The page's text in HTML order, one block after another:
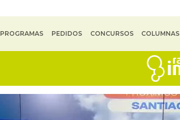
PROGRAMAS PEDIDOS CONCURSOS COLUMNAS